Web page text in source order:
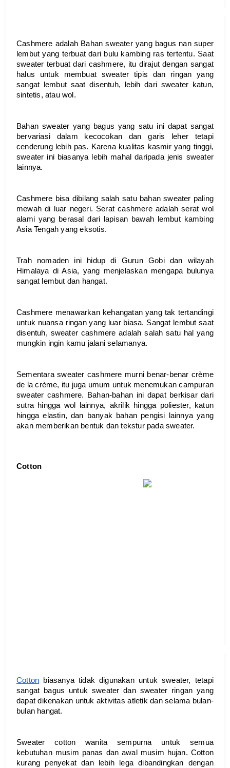
Cashmere adalah Bahan sweater yang bagus nan super
lembut yang terbuat dari bulu kambing ras tertentu. Saat
sweater terbuat dari cashmere, itu dirajut dengan sangat
halus untuk membuat sweater tipis dan ringan yang
sangat lembut saat disentuh, lebih dari sweater katun,
sintetis, atau wol.
Bahan sweater yang bagus yang satu ini dapat sangat
bervariasi dalam kecocokan dan garis leher tetapi
cenderung lebih pas. Karena kualitas kasmir yang tinggi,
sweater ini biasanya lebih mahal daripada jenis sweater
lainnya.
Cashmere bisa dibilang salah satu bahan sweater paling
mewah di luar negeri. Serat cashmere adalah serat wol
alami yang berasal dari lapisan bawah lembut kambing
Asia Tengah yang eksotis.
Trah nomaden ini hidup di Gurun Gobi dan wilayah
Himalaya di Asia, yang menjelaskan mengapa bulunya
sangat lembut dan hangat.
Cashmere menawarkan kehangatan yang tak tertandingi
untuk nuansa ringan yang luar biasa. Sangat lembut saat
disentuh, sweater cashmere adalah salah satu hal yang
mungkin ingin kamu jalani selamanya.
Sementara sweater cashmere murni benar-benar crème
de la crème, itu juga umum untuk menemukan campuran
sweater cashmere. Bahan-bahan ini dapat berkisar dari
sutra hingga wol lainnya, akrilik hingga poliester, katun
hingga elastin, dan banyak bahan pengisi lainnya yang
akan memberikan bentuk dan tekstur pada sweater.
Cotton
Cotton biasanya tidak digunakan untuk sweater, tetapi
sangat bagus untuk sweater dan sweater ringan yang
dapat dikenakan untuk aktivitas atletik dan selama bulan-
bulan hangat.
Sweater cotton wanita sempurna untuk semua
kebutuhan musim panas dan awal musim hujan. Cotton
kurang penyekat dan lebih lega dibandingkan dengan